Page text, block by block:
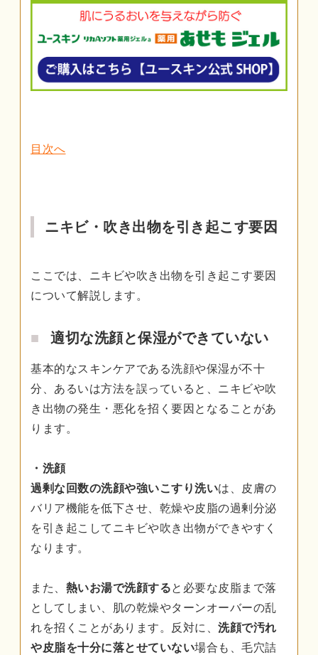
目次へ
ニキビ・吹き出物を引き起こす要因
ここでは、ニキビや吹き出物を引き起こす要因
について解説します。
適切な洗顔と保湿ができていない
基本的なスキンケアである洗顔や保湿が不十
分、あるいは方法を誤っていると、ニキビや吹
き出物の発生・悪化を招く要因となることがあ
ります。
・洗顔
過剰な回数の洗顔や強いこすり洗いは、皮膚の
バリア機能を低下させ、乾燥や皮脂の過剰分泌
を引き起こしてニキビや吹き出物ができやすく
なります。
また、 熱いお湯で洗顔すると必要な皮脂まで落
としてしまい、肌の乾燥やターンオーバーの乱
れを招くことがあります。反対に、 洗顔で汚れ
や皮脂を十分に落とせていない場合も、毛穴詰